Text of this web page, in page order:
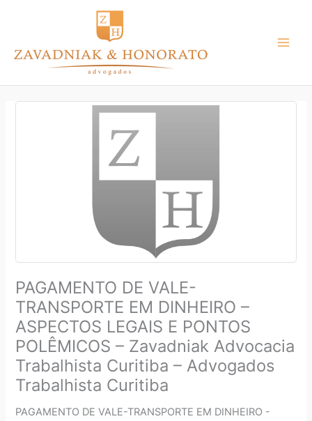
conteúdo
PAGAMENTO DE VALE-
TRANSPORTE EM DINHEIRO –
ASPECTOS LEGAIS E PONTOS
POLÊMICOS – Zavadniak Advocacia
Trabalhista Curitiba – Advogados
Trabalhista Curitiba
PAGAMENTO DE VALE-TRANSPORTE EM DINHEIRO -